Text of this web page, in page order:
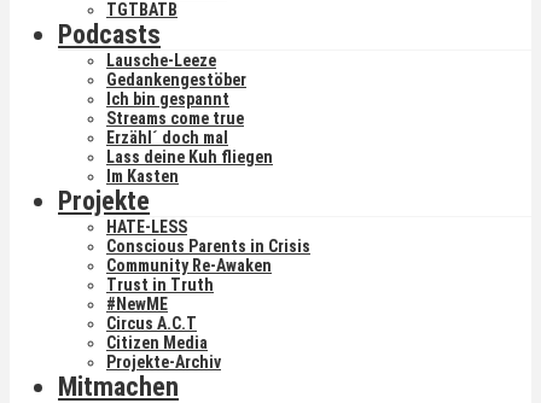
TGTBATB
Podcasts
Lausche-Leeze
Gedankengestöber
Ich bin gespannt
Streams come true
Erzähl´ doch mal
Lass deine Kuh fliegen
Im Kasten
Projekte
HATE-LESS
Conscious Parents in Crisis
Community Re-Awaken
Trust in Truth
#NewME
Circus A.C.T
Citizen Media
Projekte-Archiv
Mitmachen